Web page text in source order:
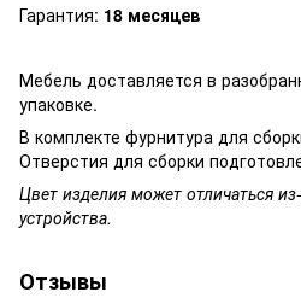
Гарантия: 18 месяцев
Мебель доставляется в
упаковке.
В комплекте фурнитура для
Отверстия для сборки
Цвет изделия может отличаться
устройства.
Отзывы